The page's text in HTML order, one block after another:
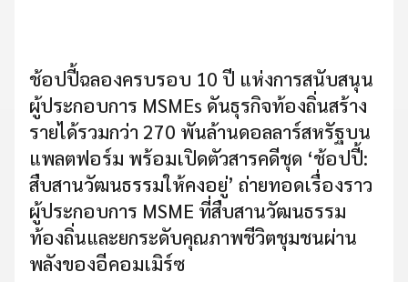
ช้อปปี้ฉลองครบรอบ 10 ปี แห่งการสนับสนุน
ผู้ประกอบการ MSMEs ดันธุรกิจท้องถิ่นสร้าง
รายได้รวมกว่า 270 พันล้านดอลลาร์สหรัฐบน
แพลตฟอร์ม พร้อมเปิดตัวสารคดีชุด ‘ช้อปปี้:
สืบสานวัฒนธรรมให้คงอยู่’ ถ่ายทอดเรื่องราว
ผู้ประกอบการ MSME ที่สืบสานวัฒนธรรม
ท้องถิ่นและยกระดับคุณภาพชีวิตชุมชนผ่าน
พลังของอีคอมเมิร์ซ